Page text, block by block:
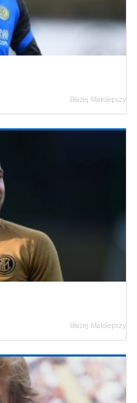
Błażej Małolepszy
Błażej Małolepszy